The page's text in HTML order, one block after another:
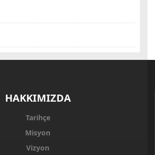
HAKKIMIZDA
Tarihçe
Misyon
Vizyon